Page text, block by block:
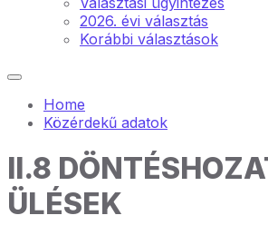
2026. évi választás
Korábbi választások
Home
Közérdekű adatok
II.8
ÜLÉSEK